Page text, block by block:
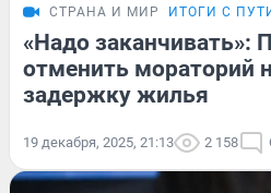
СТРАНА И МИР ИТОГИ С
«Надо заканчивать»:
отменить мораторий
задержку жилья
19 декабря, 2025, 21:13 2 158